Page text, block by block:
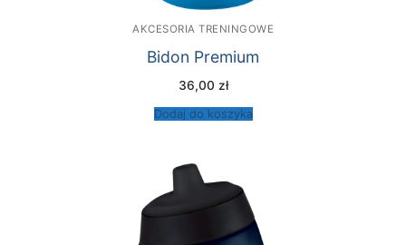
AKCESORIA TRENINGOWE
Bidon Premium
36,00 zł
Dodaj do koszyka